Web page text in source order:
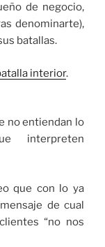
de negocio,
denominarte),
batallas.
interior.
no entiendan lo
interpreten
que con lo ya
de cual
“no nos